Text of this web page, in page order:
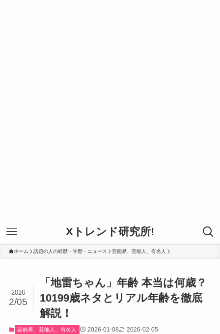
Xトレンド研究所!
ホーム 話題の人の経歴・学歴・ニュース 芸能界、芸能人、有名人
「地雷ちゃん」年齢 本当は何歳？
10199歳ネタとリアル年齢を徹底
解説！
2026
2/05
芸能界、芸能人、有名人 2026-01-08 2026-02-05